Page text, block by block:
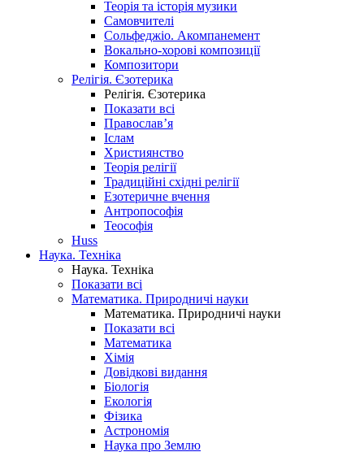
Теорія та історія музики
Самовчителі
Сольфеджіо. Акомпанемент
Вокально-хорові композиції
Композитори
Релігія. Єзотерика
Релігія. Єзотерика
Показати всі
Православ’я
Іслам
Християнство
Теорія релігії
Традиційні східні релігії
Езотеричне вчення
Антропософія
Теософія
Huss
Наука. Техніка
Наука. Техніка
Показати всі
Математика. Природничі науки
Математика. Природничі науки
Показати всі
Математика
Хімія
Довідкові видання
Біологія
Екологія
Фізика
Астрономія
Наука про Землю